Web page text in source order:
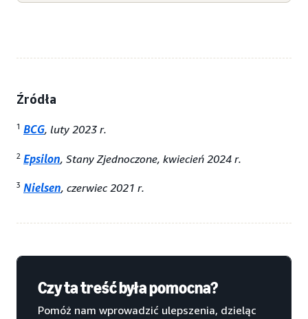
Źródła
1 BCG, luty 2023 r.
2 Epsilon, Stany Zjednoczone, kwiecień 2024 r.
3 Nielsen, czerwiec 2021 r.
Czy ta treść była pomocna?
Pomóż nam wprowadzić ulepszenia, dzieląc